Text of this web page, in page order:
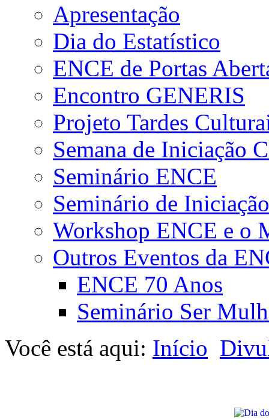
Apresentação
Dia do Estatístico
ENCE de Portas
Encontro GENERIS
Projeto Tardes
Semana de Iniciação
Seminário ENCE
Seminário de
Workshop ENCE e o
Outros Eventos da
ENCE 70 Anos
Seminário Ser
Você está aqui: Início